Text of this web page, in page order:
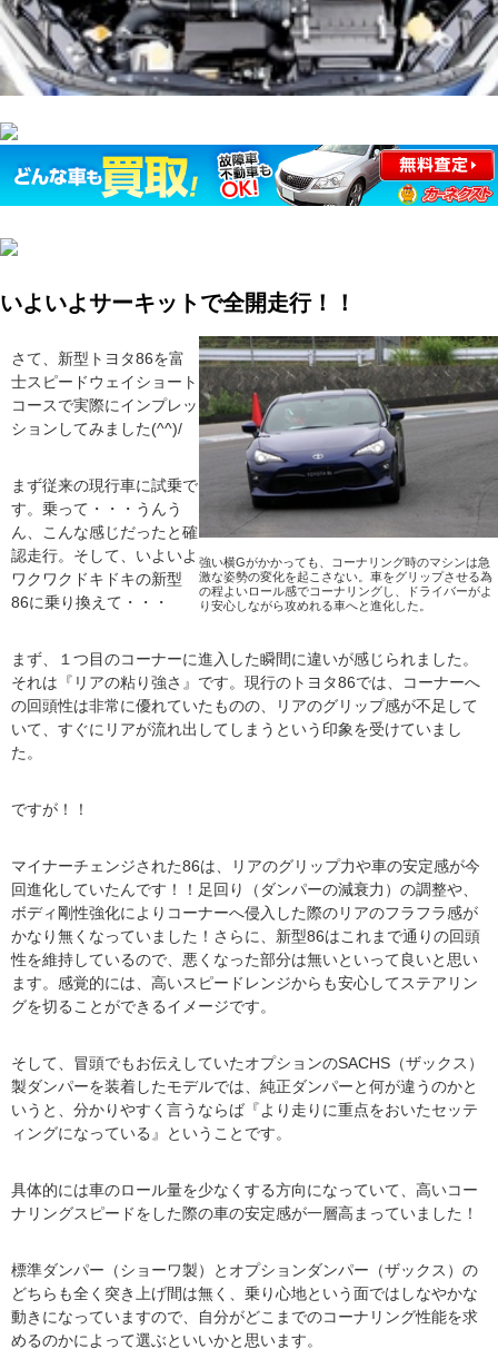
いよいよサーキットで全開走行！！
強い横Gがかかっても、コーナリング時のマシンは急
激な姿勢の変化を起こさない。車をグリップさせる為
の程よいロール感でコーナリングし、ドライバーがよ
り安心しながら攻めれる車へと進化した。
さて、新型トヨタ86を富
士スピードウェイショート
コースで実際にインプレッ
ションしてみました(^^)/
まず従来の現行車に試乗で
す。乗って・・・うんう
ん、こんな感じだったと確
認走行。そして、いよいよ
ワクワクドキドキの新型
86に乗り換えて・・・
まず、１つ目のコーナーに進入した瞬間に違いが感じられました。
それは『リアの粘り強さ』です。現行のトヨタ86では、コーナーへ
の回頭性は非常に優れていたものの、リアのグリップ感が不足して
いて、すぐにリアが流れ出してしまうという印象を受けていまし
た。
ですが！！
マイナーチェンジされた86は、リアのグリップ力や車の安定感が今
回進化していたんです！！足回り（ダンパーの減衰力）の調整や、
ボディ剛性強化によりコーナーへ侵入した際のリアのフラフラ感が
かなり無くなっていました！さらに、新型86はこれまで通りの回頭
性を維持しているので、悪くなった部分は無いといって良いと思い
ます。感覚的には、高いスピードレンジからも安心してステアリン
グを切ることができるイメージです。
そして、冒頭でもお伝えしていたオプションのSACHS（ザックス）
製ダンパーを装着したモデルでは、純正ダンパーと何が違うのかと
いうと、分かりやすく言うならば『より走りに重点をおいたセッテ
ィングになっている』ということです。
具体的には車のロール量を少なくする方向になっていて、高いコー
ナリングスピードをした際の車の安定感が一層高まっていました！
標準ダンパー（ショーワ製）とオプションダンパー（ザックス）の
どちらも全く突き上げ間は無く、乗り心地という面ではしなやかな
動きになっていますので、自分がどこまでのコーナリング性能を求
めるのかによって選ぶといいかと思います。